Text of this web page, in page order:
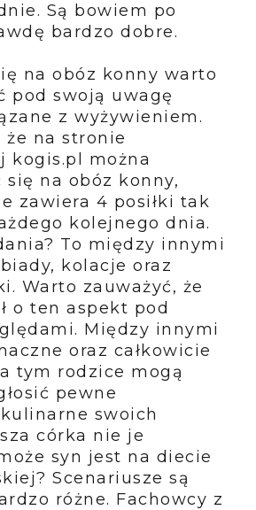
Są bowiem po
bardzo dobre.
na obóz konny warto
pod swoją uwagę
z wyżywieniem.
że na stronie
kogis.pl można
się na obóz konny,
zawiera 4 posiłki tak
kolejnego dnia.
To między innymi
kolacje oraz
Warto zauważyć, że
o ten aspekt pod
Między innymi
oraz całkowicie
tym rodzice mogą
pewne
swoich
córka nie je
syn jest na diecie
Scenariusze są
różne. Fachowcy z